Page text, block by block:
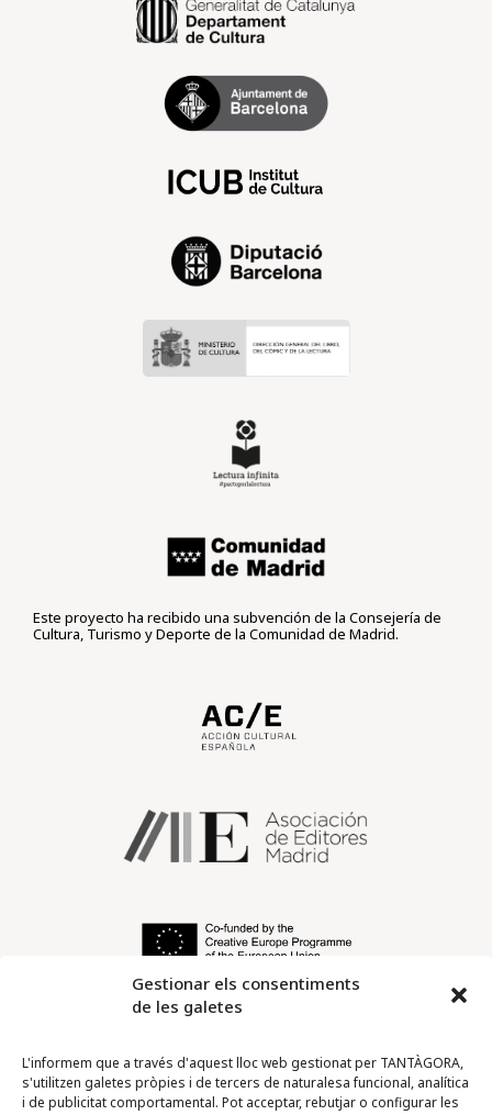
Gestionar els consentiments
de les galetes
L'informem que a través d'aquest lloc web gestionat per TANTÀGORA,
s'utilitzen galetes pròpies i de tercers de naturalesa funcional, analítica
i de publicitat comportamental. Pot acceptar, rebutjar o configurar les
Este proyecto ha recibido una subvención de la Consejería de
Cultura, Turismo y Deporte de la Comunidad de Madrid.